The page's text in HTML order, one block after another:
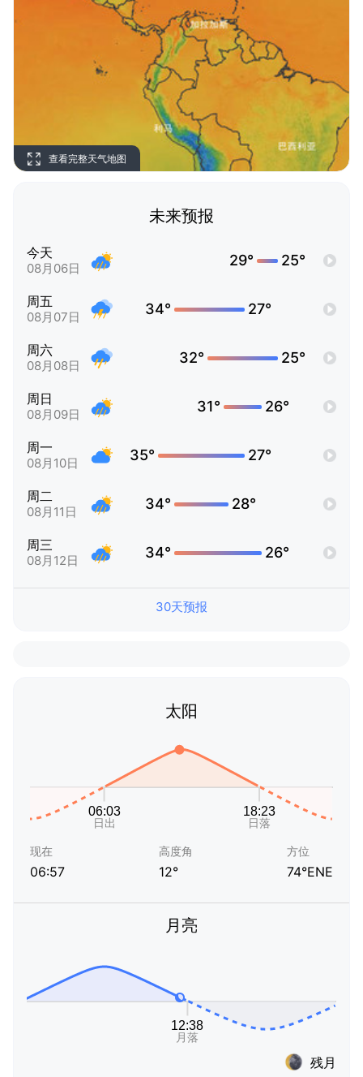
查看完整天气地图
未来预报
今天
08月06日 29° 25°
周五
08月07日 34° 27°
周六
08月08日 32° 25°
周日
08月09日 31° 26°
周一
08月10日 35° 27°
周二
08月11日 34° 28°
周三
08月12日 34° 26°
30天预报
太阳
现在
06:57
高度角
12°
方位
74°ENE
月亮
残月